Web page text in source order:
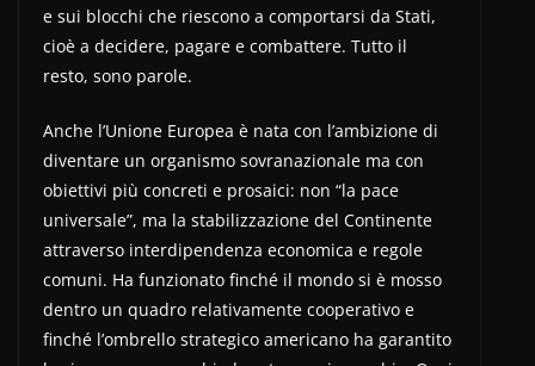
e sui blocchi che riescono a comportarsi da Stati,
cioè a decidere, pagare e combattere. Tutto il
resto, sono parole.
Anche l’Unione Europea è nata con l’ambizione di
diventare un organismo sovranazionale ma con
obiettivi più concreti e prosaici: non “la pace
universale”, ma la stabilizzazione del Continente
attraverso interdipendenza economica e regole
comuni. Ha funzionato finché il mondo si è mosso
dentro un quadro relativamente cooperativo e
finché l’ombrello strategico americano ha garantito